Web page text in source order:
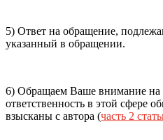
5) Ответ на обращение,
указанный в обращении.
6) Обращаем Ваше внимание на
ответственность в этой сфере
взысканы с автора (часть 2